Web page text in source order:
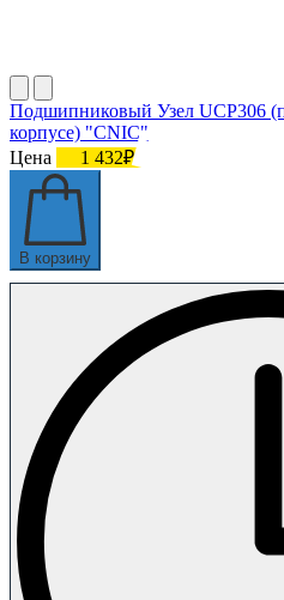
Подшипниковый Узел UCP306
корпусе) "CNIC"
Цена
1 432₽
В корзину